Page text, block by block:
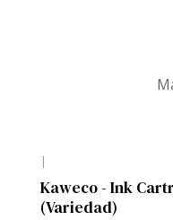
|
Kaweco - Ink
(Variedad)